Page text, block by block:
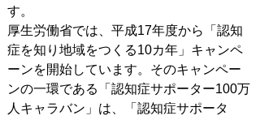
す。
厚生労働省では、平成17年度から「認知
症を知り地域をつくる10カ年」キャンペ
ーンを開始しています。そのキャンペー
ンの一環である「認知症サポーター100万
人キャラバン」は、「認知症サポータ